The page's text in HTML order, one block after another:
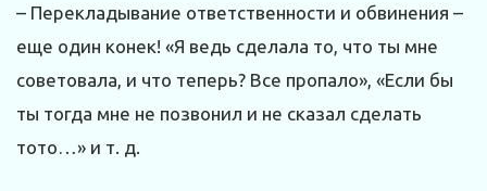
– Перекладывание ответственности и обвинения –
еще один конек! «Я ведь сделала то, что ты мне
советовала, и что теперь? Все пропало», «Если бы
ты тогда мне не позвонил и не сказал сделать
тото…» и т. д.